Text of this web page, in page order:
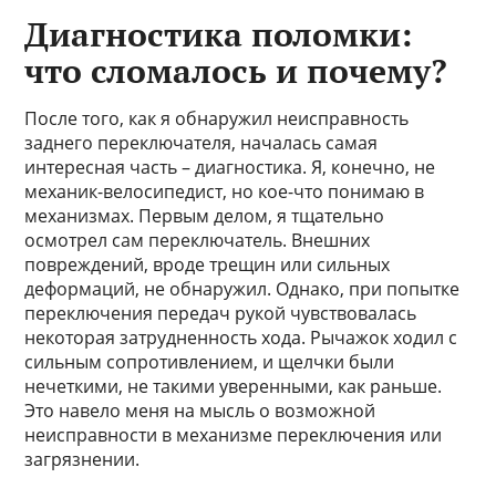
Диагностика поломки:
что сломалось и почему?
После того, как я обнаружил неисправность
заднего переключателя, началась самая
интересная часть – диагностика. Я, конечно, не
механик-велосипедист, но кое-что понимаю в
механизмах. Первым делом, я тщательно
осмотрел сам переключатель. Внешних
повреждений, вроде трещин или сильных
деформаций, не обнаружил. Однако, при попытке
переключения передач рукой чувствовалась
некоторая затрудненность хода. Рычажок ходил с
сильным сопротивлением, и щелчки были
нечеткими, не такими уверенными, как раньше.
Это навело меня на мысль о возможной
неисправности в механизме переключения или
загрязнении.